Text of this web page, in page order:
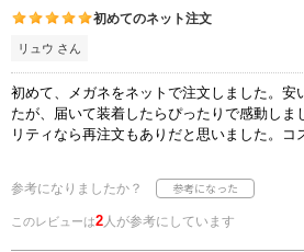
初めてのネット注文
リュウ さん
初めて、メガネをネットで注文しました。安
たが、届いて装着したらぴったりで感動しま
リティなら再注文もありだと思いました。コ
参考になりましたか？
このレビューは2 人が参考にしています